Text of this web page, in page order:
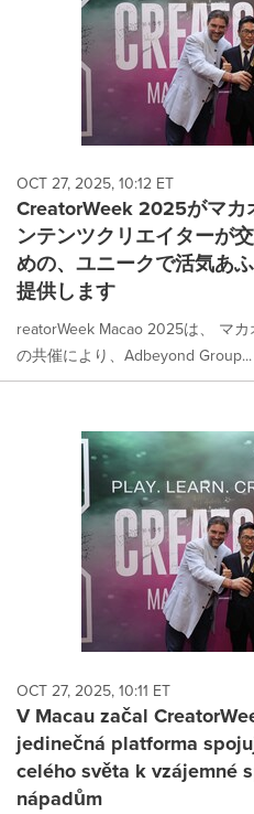
OCT 27, 2025, 10:12 ET
CreatorWeek 2025がマカ
ンテンツクリエイターが
めの、ユニークで活気あ
提供します
reatorWeek Macao 2025は、 マ
の共催により、Adbeyond Group...
OCT 27, 2025, 10:11 ET
V Macau začal
jedinečná platforma
celého světa k vzájemné
nápadům